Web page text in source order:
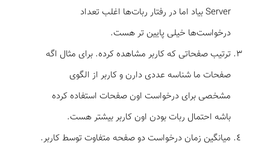
Server بیاد اما در رفتار ربات‌ها اغلب تعداد
درخواست‌ها خیلی پایین تر هست.
ترتیب صفحاتی که کاربر مشاهده کرده. برای مثال اگه
صفحات ما شناسه عددی دارن و کاربر از الگوی
مشخصی برای درخواست اون صفحات استفاده کرده
باشه احتمال ربات بودن اون کاربر بیشتر هست.
میانگین زمان درخواست دو صفحه متفاوت توسط کاربر.